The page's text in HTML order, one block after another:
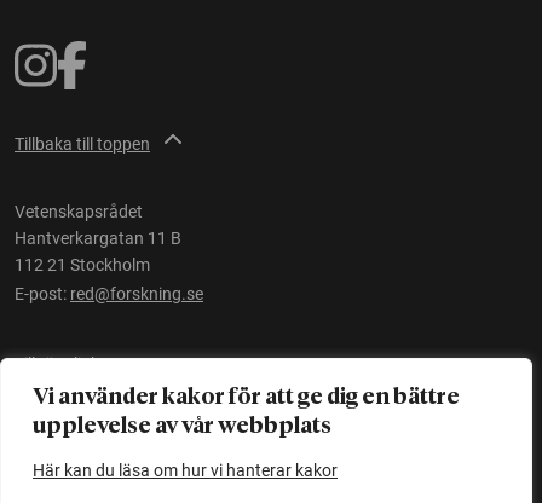
Vi använder kakor för att ge dig en bättre
upplevelse av vår webbplats
Här kan du läsa om hur vi hanterar kakor
Tillbaka till toppen
Vetenskapsrådet
Hantverkargatan 11 B
112 21 Stockholm
E-post: red@forskning.se
Tillgänglighet
Ett initiativ avVetenskapsrådet